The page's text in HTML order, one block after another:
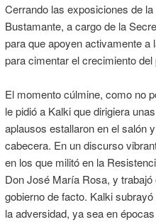
Cerrando las exposiciones de
Bustamante, a cargo de la
para que apoyen activamente
para cimentar el crecimiento del
El momento cúlmine, como no
le pidió a Kalki que dirigiera
aplausos estallaron en el salón
cabecera. En un discurso
en los que militó en la
Don José María Rosa, y
gobierno de facto. Kalki
la adversidad, ya sea en